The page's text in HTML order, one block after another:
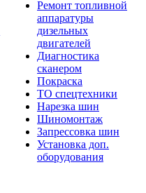
Ремонт топливной
аппаратуры
дизельных
двигателей
Диагностика
сканером
Покраска
ТО спецтехники
Нарезка шин
Шиномонтаж
Запрессовка шин
Установка доп.
оборудования